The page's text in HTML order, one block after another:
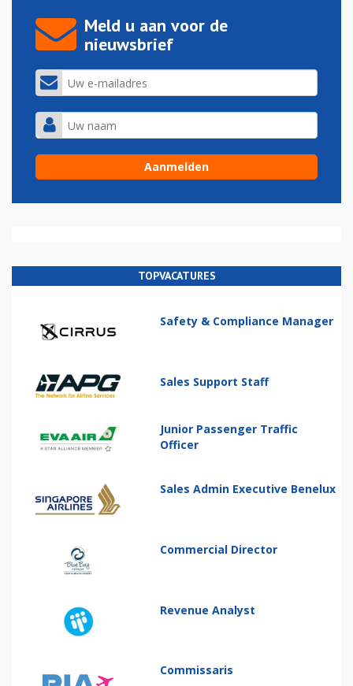
Meld u aan voor de
nieuwsbrief
TOPVACATURES
Safety & Compliance Manager
Sales Support Staff
Junior Passenger Traffic
Officer
Sales Admin Executive Benelux
Commercial Director
Revenue Analyst
Commissaris